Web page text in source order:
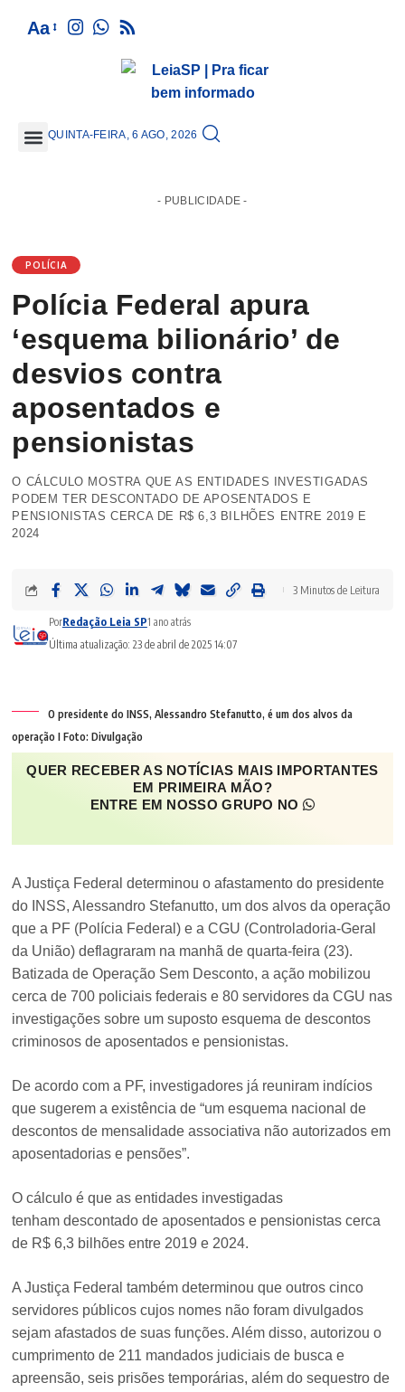
Aa
QUINTA-FEIRA, 6 AGO, 2026
- PUBLICIDADE -
POLÍCIA
Polícia Federal apura
‘esquema bilionário’ de
desvios contra
aposentados e
pensionistas
O CÁLCULO MOSTRA QUE AS ENTIDADES INVESTIGADAS
PODEM TER DESCONTADO DE APOSENTADOS E
PENSIONISTAS CERCA DE R$ 6,3 BILHÕES ENTRE 2019 E
2024
Última atualização: 23 de abril de 2025 14:07
PorRedação Leia SP1 ano atrás
3 Minutos de Leitura
O presidente do INSS, Alessandro Stefanutto, é um dos alvos da
operação I Foto: Divulgação
QUER RECEBER AS NOTÍCIAS MAIS IMPORTANTES
EM PRIMEIRA MÃO?
ENTRE EM NOSSO GRUPO NO
A Justiça Federal determinou o afastamento do presidente
do INSS, Alessandro Stefanutto, um dos alvos da operação
que a PF (Polícia Federal) e a CGU (Controladoria-Geral
da União) deflagraram na manhã de quarta-feira (23).
Batizada de Operação Sem Desconto, a ação mobilizou
cerca de 700 policiais federais e 80 servidores da CGU nas
investigações sobre um suposto esquema de descontos
criminosos de aposentados e pensionistas.
De acordo com a PF, investigadores já reuniram indícios
que sugerem a existência de “um esquema nacional de
descontos de mensalidade associativa não autorizados em
aposentadorias e pensões”.
O cálculo é que as entidades investigadas
tenham descontado de aposentados e pensionistas cerca
de R$ 6,3 bilhões entre 2019 e 2024.
A Justiça Federal também determinou que outros cinco
servidores públicos cujos nomes não foram divulgados
sejam afastados de suas funções. Além disso, autorizou o
cumprimento de 211 mandados judiciais de busca e
apreensão, seis prisões temporárias, além do sequestro de